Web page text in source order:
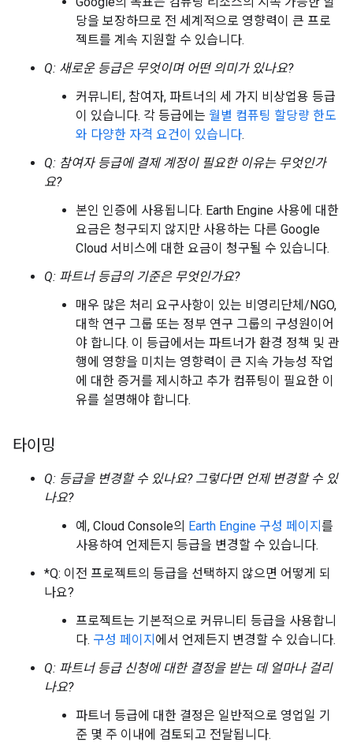
당을 보장하므로 전 세계적으로 영향력이 큰 프로
젝트를 계속 지원할 수 있습니다.
Q: 새로운 등급은 무엇이며 어떤 의미가 있나요?
커뮤니티, 참여자, 파트너의 세 가지 비상업용 등급
이 있습니다. 각 등급에는 월별 컴퓨팅 할당량 한도
와 다양한 자격 요건이 있습니다.
Q: 참여자 등급에 결제 계정이 필요한 이유는 무엇인가
요?
본인 인증에 사용됩니다. Earth Engine 사용에 대한
요금은 청구되지 않지만 사용하는 다른 Google
Cloud 서비스에 대한 요금이 청구될 수 있습니다.
Q: 파트너 등급의 기준은 무엇인가요?
매우 많은 처리 요구사항이 있는 비영리단체/NGO,
대학 연구 그룹 또는 정부 연구 그룹의 구성원이어
야 합니다. 이 등급에서는 파트너가 환경 정책 및 관
행에 영향을 미치는 영향력이 큰 지속 가능성 작업
에 대한 증거를 제시하고 추가 컴퓨팅이 필요한 이
유를 설명해야 합니다.
타이밍
Q: 등급을 변경할 수 있나요? 그렇다면 언제 변경할 수 있
나요?
예, Cloud Console의 Earth Engine 구성 페이지 를
사용하여 언제든지 등급을 변경할 수 있습니다.
*Q: 이전 프로젝트의 등급을 선택하지 않으면 어떻게 되
나요?
프로젝트는 기본적으로 커뮤니티 등급을 사용합니
다. 구성 페이지 에서 언제든지 변경할 수 있습니다.
Q: 파트너 등급 신청에 대한 결정을 받는 데 얼마나 걸리
나요?
파트너 등급에 대한 결정은 일반적으로 영업일 기
준 몇 주 이내에 검토되고 전달됩니다.